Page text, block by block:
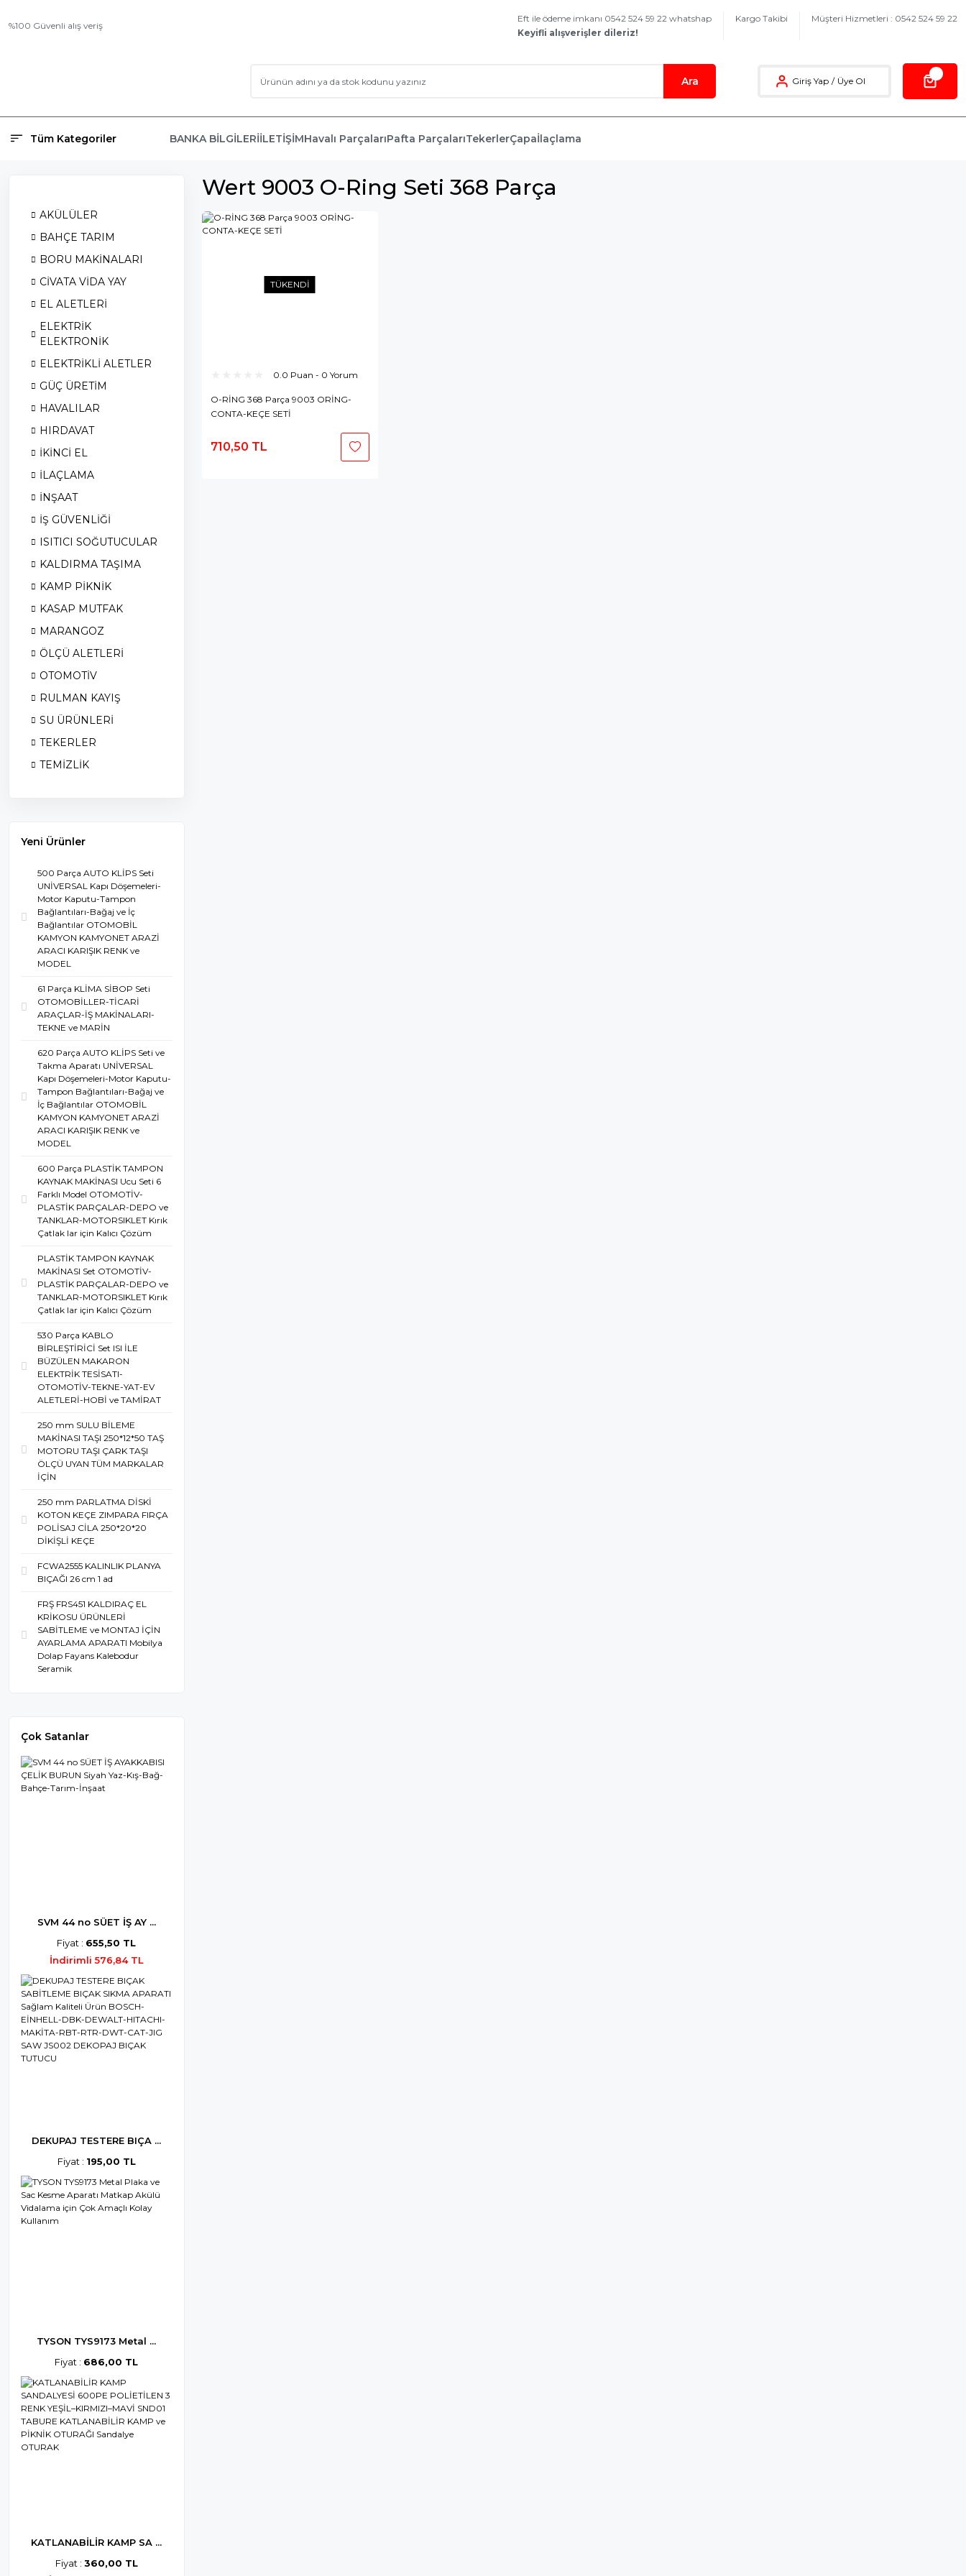
%100 Güvenli alış veriş
Eft ile ödeme imkanı 0542 524 59 22 whatshap
Keyifli alışverişler dileriz!
Kargo Takibi Müşteri Hizmetleri : 0542 524 59 22
Ara Giriş Yap / Üye Ol
Tüm Kategoriler BANKA BİLGİLERİİLETİŞİMHavalı ParçalarıPafta ParçalarıTekerlerÇapaİlaçlama
AKÜLÜLER
BAHÇE TARIM
BORU MAKİNALARI
CİVATA VİDA YAY
EL ALETLERİ
ELEKTRİK
ELEKTRONİK
ELEKTRİKLİ ALETLER
GÜÇ ÜRETİM
HAVALILAR
HIRDAVAT
İKİNCİ EL
İLAÇLAMA
İNŞAAT
İŞ GÜVENLİĞİ
ISITICI SOĞUTUCULAR
KALDIRMA TAŞIMA
KAMP PİKNİK
KASAP MUTFAK
MARANGOZ
ÖLÇÜ ALETLERİ
OTOMOTİV
RULMAN KAYIŞ
SU ÜRÜNLERİ
TEKERLER
TEMİZLİK
Yeni Ürünler
500 Parça AUTO KLİPS Seti
UNİVERSAL Kapı Döşemeleri-
Motor Kaputu-Tampon
Bağlantıları-Bağaj ve İç
Bağlantılar OTOMOBİL
KAMYON KAMYONET ARAZİ
ARACI KARIŞIK RENK ve
MODEL
61 Parça KLİMA SİBOP Seti
OTOMOBİLLER-TİCARİ
ARAÇLAR-İŞ MAKİNALARI-
TEKNE ve MARİN
620 Parça AUTO KLİPS Seti ve
Takma Aparatı UNİVERSAL
Kapı Döşemeleri-Motor Kaputu-
Tampon Bağlantıları-Bağaj ve
İç Bağlantılar OTOMOBİL
KAMYON KAMYONET ARAZİ
ARACI KARIŞIK RENK ve
MODEL
600 Parça PLASTİK TAMPON
KAYNAK MAKİNASI Ucu Seti 6
Farklı Model OTOMOTİV-
PLASTİK PARÇALAR-DEPO ve
TANKLAR-MOTORSIKLET Kırık
Çatlak lar için Kalıcı Çözüm
PLASTİK TAMPON KAYNAK
MAKİNASI Set OTOMOTİV-
PLASTİK PARÇALAR-DEPO ve
TANKLAR-MOTORSIKLET Kırık
Çatlak lar için Kalıcı Çözüm
530 Parça KABLO
BİRLEŞTİRİCİ Set ISI İLE
BÜZÜLEN MAKARON
ELEKTRİK TESİSATI-
OTOMOTİV-TEKNE-YAT-EV
ALETLERİ-HOBİ ve TAMİRAT
250 mm SULU BİLEME
MAKİNASI TAŞI 250*12*50 TAŞ
MOTORU TAŞI ÇARK TAŞI
ÖLÇÜ UYAN TÜM MARKALAR
İÇİN
250 mm PARLATMA DİSKİ
KOTON KEÇE ZIMPARA FIRÇA
POLİSAJ CİLA 250*20*20
DİKİŞLİ KEÇE
FCWA2555 KALINLIK PLANYA
BIÇAĞI 26 cm 1 ad
FRŞ FRS451 KALDIRAÇ EL
KRİKOSU ÜRÜNLERİ
SABİTLEME ve MONTAJ İÇİN
AYARLAMA APARATI Mobilya
Dolap Fayans Kalebodur
Seramik
Çok Satanlar
SVM 44 no SÜET İŞ AY ...
Fiyat : 655,50 TL
İndirimli 576,84 TL
DEKUPAJ TESTERE BIÇA ...
Fiyat : 195,00 TL
TYSON TYS9173 Metal ...
Fiyat : 686,00 TL
KATLANABİLİR KAMP SA ...
Fiyat : 360,00 TL
Wert 9003 O-Ring Seti 368 Parça
TÜKENDİ
0.0 Puan - 0 Yorum
O-RİNG 368 Parça 9003 ORİNG-
CONTA-KEÇE SETİ
710,50 TL
Stokta Yok